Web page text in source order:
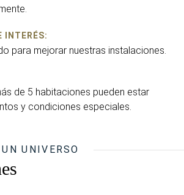
INTERÉS:
para mejorar nuestras instalaciones.
de 5 habitaciones pueden estar
y condiciones especiales.
UNIVERSO